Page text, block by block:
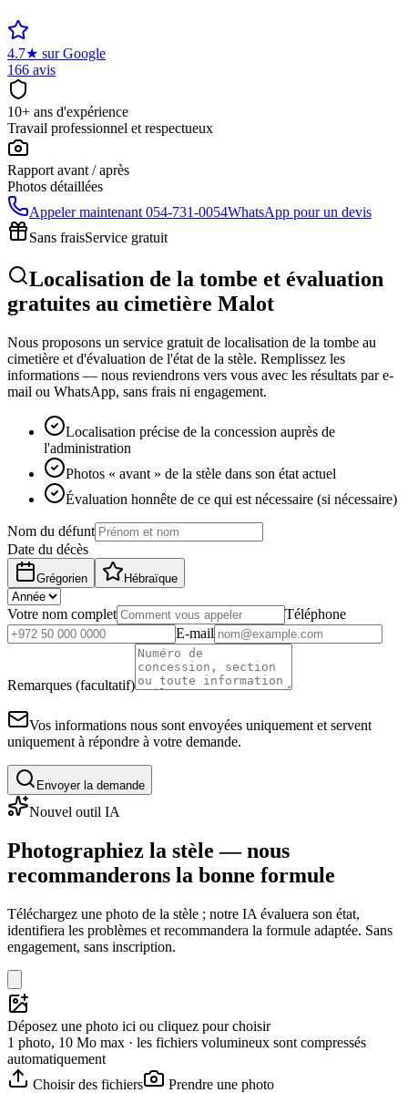
4.7★ sur Google
166 avis
10+ ans d'expérience
Travail professionnel et respectueux
Rapport avant / après
Photos détaillées
Appeler maintenant 054-731-0054WhatsApp pour un devis
Sans fraisService gratuit
Localisation de la tombe et évaluation
gratuites au cimetière Malot
Nous proposons un service gratuit de localisation de la tombe au
cimetière et d'évaluation de l'état de la stèle. Remplissez les
informations — nous reviendrons vers vous avec les résultats par e-
mail ou WhatsApp, sans frais ni engagement.
Localisation précise de la concession auprès de
l'administration
Photos « avant » de la stèle dans son état actuel
Évaluation honnête de ce qui est nécessaire (si nécessaire)
Nom du défunt
Date du décès
Grégorien Hébraïque
Votre nom complet
Téléphone
E-mail
Remarques (facultatif)
Vos informations nous sont envoyées uniquement et servent
uniquement à répondre à votre demande.
Envoyer la demande
Nouvel outil IA
Photographiez la stèle — nous
recommanderons la bonne formule
Téléchargez une photo de la stèle ; notre IA évaluera son état,
identifiera les problèmes et recommandera la formule adaptée. Sans
engagement, sans inscription.
Déposez une photo ici ou cliquez pour choisir
1 photo, 10 Mo max · les fichiers volumineux sont compressés
automatiquement
Choisir des fichiers
Prendre une photo